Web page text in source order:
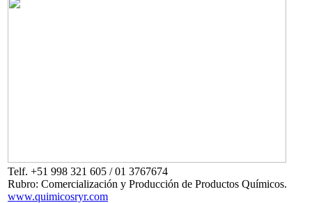
Telf. +51 998 321 605 / 01 3767674
Rubro: Comercialización y Producción de Productos Químicos.
www.quimicosryr.com